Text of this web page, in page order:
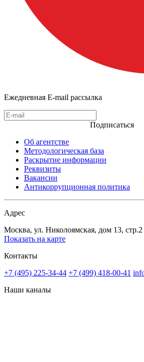
Ежедневная E-mail рассылка
Подписаться
Об агентстве
Методологическая база
Раскрытие информации
Реквизиты
Вакансии
Антикоррупционная политика
Адрес
Москва, ул. Николоямская, дом 13, стр.2
Показать на карте
Контакты
+7 (495) 225-34-44 +7 (499) 418-00-41
Наши каналы